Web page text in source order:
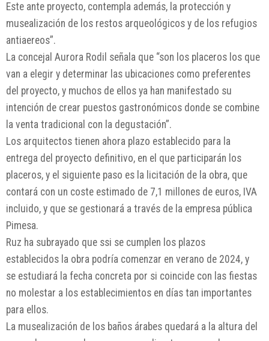
Este ante proyecto, contempla además, la protección y
musealización de los restos arqueológicos y de los refugios
antiaereos”.
La concejal Aurora Rodil señala que “son los placeros los que
van a elegir y determinar las ubicaciones como preferentes
del proyecto, y muchos de ellos ya han manifestado su
intención de crear puestos gastronómicos donde se combine
la venta tradicional con la degustación”.
Los arquitectos tienen ahora plazo establecido para la
entrega del proyecto definitivo, en el que participarán los
placeros, y el siguiente paso es la licitación de la obra, que
contará con un coste estimado de 7,1 millones de euros, IVA
incluido, y que se gestionará a través de la empresa pública
Pimesa.
Ruz ha subrayado que ssi se cumplen los plazos
establecidos la obra podría comenzar en verano de 2024, y
se estudiará la fecha concreta por si coincide con las fiestas
no molestar a los establecimientos en días tan importantes
para ellos.
La musealización de los baños árabes quedará a la altura del